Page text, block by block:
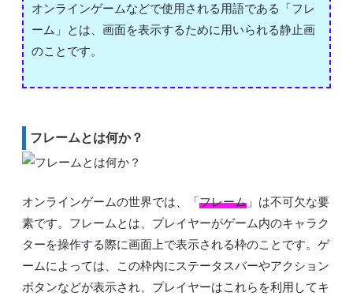
オンラインゲームなどで使用される用語である「フレ
ーム」とは、画面を表示するために用いられる静止画
のことです。
フレームとは何か？
オンラインゲームの世界では、「フレーム 」は不可欠な要
素です。フレームとは、プレイヤーがゲーム内のキャラク
ターを操作する際に画面上で表示される枠のことです。ゲ
ームによっては、この枠内にステータスバーやアクション
ボタンなどが表示され、プレイヤーはこれらを利用してキ